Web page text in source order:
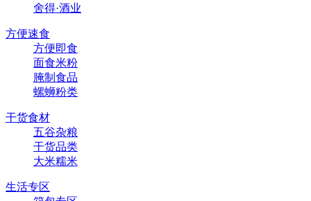
舍得·酒业
方便速食
方便即食
面食米粉
腌制食品
螺蛳粉类
干货食材
五谷杂粮
干货品类
大米糯米
生活专区